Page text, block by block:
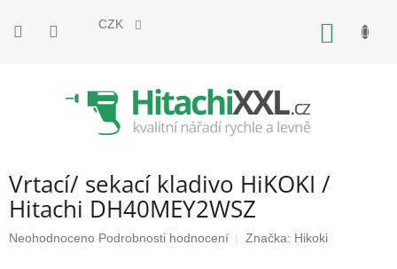
obsah
CZK
Vrtací/ sekací kladivo HiKOKI /
Hitachi DH40MEY2WSZ
Průměrné
Neohodnoceno Podrobnosti hodnocení Značka: Hikoki